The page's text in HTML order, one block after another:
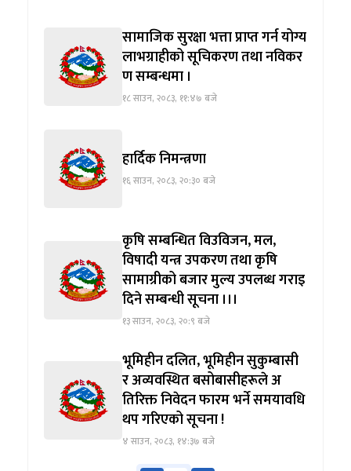
सामाजिक सुरक्षा भत्ता प्राप्त गर्न योग्य
लाभग्राहीको सूचिकरण तथा नविकर
ण सम्बन्धमा ।
१८ साउन, २०८३, ११:४७ बजे
हार्दिक निमन्त्रणा
१६ साउन, २०८३, २०:३० बजे
कृषि सम्बन्धित विउविजन, मल,
विषादी यन्त्र उपकरण तथा कृषि
सामाग्रीको बजार मुल्य उपलब्ध गराइ
दिने सम्बन्धी सूचना ।।।
१३ साउन, २०८३, २०:९ बजे
भूमिहीन दलित, भूमिहीन सुकुम्बासी
र अव्यवस्थित बसोबासीहरूले अ
तिरिक्त निवेदन फारम भर्ने समयावधि
थप गरिएको सूचना !
४ साउन, २०८३, १४:३७ बजे